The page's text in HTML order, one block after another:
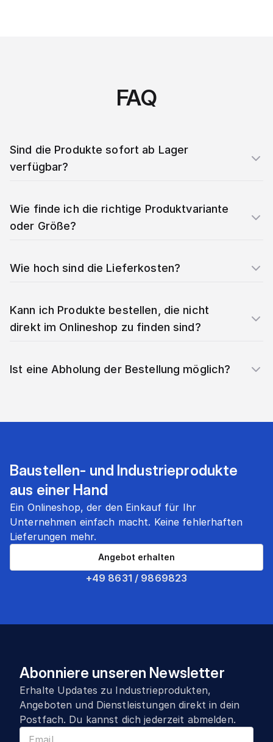
FAQ
Sind die Produkte sofort ab Lager
verfügbar?
Wie finde ich die richtige Produktvariante
oder Größe?
Wie hoch sind die Lieferkosten?
Kann ich Produkte bestellen, die nicht
direkt im Onlineshop zu finden sind?
Ist eine Abholung der Bestellung möglich?
Baustellen- und Industrieprodukte
aus einer Hand
Ein Onlineshop, der den Einkauf für Ihr
Unternehmen einfach macht. Keine fehlerhaften
Lieferungen mehr.
+49 8631 / 9869823
Angebot erhalten
Abonniere unseren Newsletter
Erhalte Updates zu Industrieprodukten,
Angeboten und Dienstleistungen direkt in dein
Postfach. Du kannst dich jederzeit abmelden.